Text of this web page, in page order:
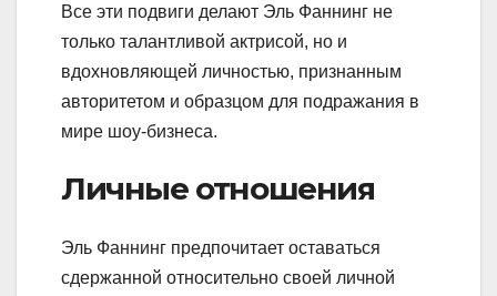
Все эти подвиги делают Эль Фаннинг не
только талантливой актрисой, но и
вдохновляющей личностью, признанным
авторитетом и образцом для подражания в
мире шоу-бизнеса.
Личные отношения
Эль Фаннинг предпочитает оставаться
сдержанной относительно своей личной